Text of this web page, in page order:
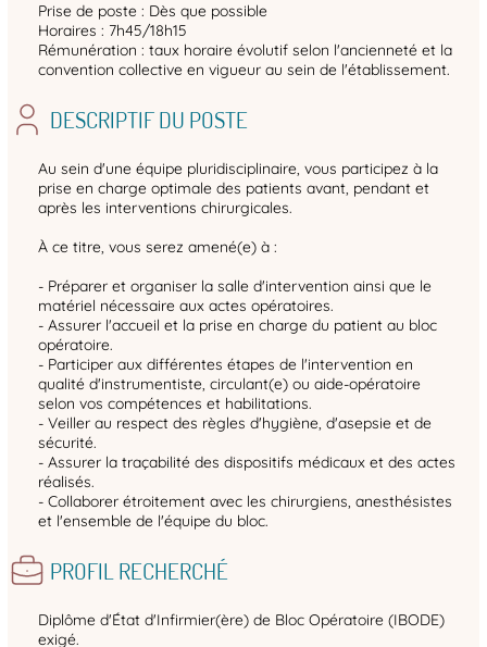
Prise de poste : Dès que possible
Horaires : 7h45/18h15
Rémunération : taux horaire évolutif selon l'ancienneté et la
convention collective en vigueur au sein de l'établissement.
DESCRIPTIF DU POSTE
Au sein d'une équipe pluridisciplinaire, vous participez à la
prise en charge optimale des patients avant, pendant et
après les interventions chirurgicales.
À ce titre, vous serez amené(e) à :
- Préparer et organiser la salle d'intervention ainsi que le
matériel nécessaire aux actes opératoires.
- Assurer l'accueil et la prise en charge du patient au bloc
opératoire.
- Participer aux différentes étapes de l'intervention en
qualité d'instrumentiste, circulant(e) ou aide-opératoire
selon vos compétences et habilitations.
- Veiller au respect des règles d'hygiène, d'asepsie et de
sécurité.
- Assurer la traçabilité des dispositifs médicaux et des actes
réalisés.
- Collaborer étroitement avec les chirurgiens, anesthésistes
et l'ensemble de l'équipe du bloc.
PROFIL RECHERCHÉ
Diplôme d'État d'Infirmier(ère) de Bloc Opératoire (IBODE)
exigé.